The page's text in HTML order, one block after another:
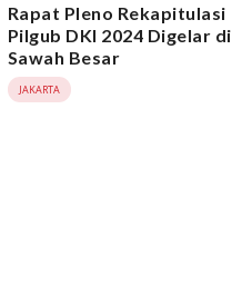
Rapat Pleno Rekapitulasi
Pilgub DKI 2024 Digelar di
Sawah Besar
JAKARTA